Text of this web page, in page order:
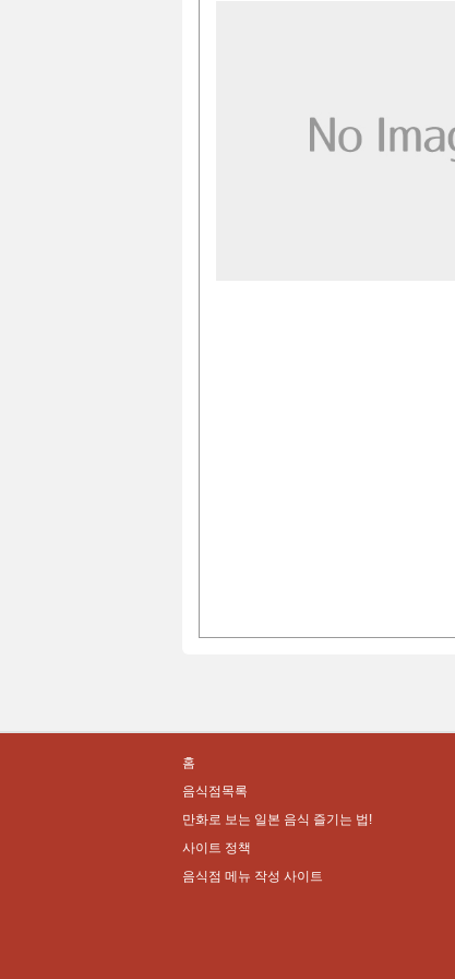
홈
음식점목록
만화로 보는 일본 음식 즐기는 법!
사이트 정책
음식점 메뉴 작성 사이트